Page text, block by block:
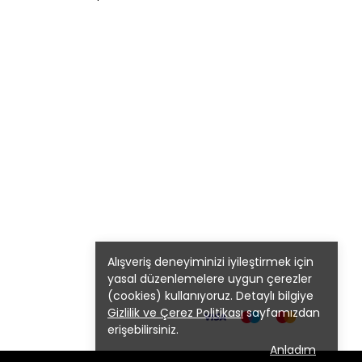
Alışveriş deneyiminizi iyileştirmek için
yasal düzenlemelere uygun çerezler
(cookies) kullanıyoruz. Detaylı bilgiye
Gizlilik ve Çerez Politikasısayfamızdan
erişebilirsiniz.
Anladım